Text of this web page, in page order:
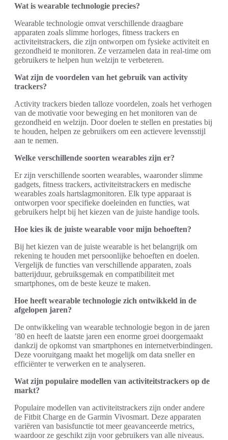
Wat is wearable technologie precies?
Wearable technologie omvat verschillende draagbare
apparaten zoals slimme horloges, fitness trackers en
activiteitstrackers, die zijn ontworpen om fysieke activiteit en
gezondheid te monitoren. Ze verzamelen data in real-time om
gebruikers te helpen hun welzijn te verbeteren.
Wat zijn de voordelen van het gebruik van activity
trackers?
Activity trackers bieden talloze voordelen, zoals het verhogen
van de motivatie voor beweging en het monitoren van de
gezondheid en welzijn. Door doelen te stellen en prestaties bij
te houden, helpen ze gebruikers om een actievere levensstijl
aan te nemen.
Welke verschillende soorten wearables zijn er?
Er zijn verschillende soorten wearables, waaronder slimme
gadgets, fitness trackers, activiteitstrackers en medische
wearables zoals hartslagmonitoren. Elk type apparaat is
ontworpen voor specifieke doeleinden en functies, wat
gebruikers helpt bij het kiezen van de juiste handige tools.
Hoe kies ik de juiste wearable voor mijn behoeften?
Bij het kiezen van de juiste wearable is het belangrijk om
rekening te houden met persoonlijke behoeften en doelen.
Vergelijk de functies van verschillende apparaten, zoals
batterijduur, gebruiksgemak en compatibiliteit met
smartphones, om de beste keuze te maken.
Hoe heeft wearable technologie zich ontwikkeld in de
afgelopen jaren?
De ontwikkeling van wearable technologie begon in de jaren
’80 en heeft de laatste jaren een enorme groei doorgemaakt
dankzij de opkomst van smartphones en internetverbindingen.
Deze vooruitgang maakt het mogelijk om data sneller en
efficiënter te verwerken en te analyseren.
Wat zijn populaire modellen van activiteitstrackers op de
markt?
Populaire modellen van activiteitstrackers zijn onder andere
de Fitbit Charge en de Garmin Vivosmart. Deze apparaten
variëren van basisfunctie tot meer geavanceerde metrics,
waardoor ze geschikt zijn voor gebruikers van alle niveaus.